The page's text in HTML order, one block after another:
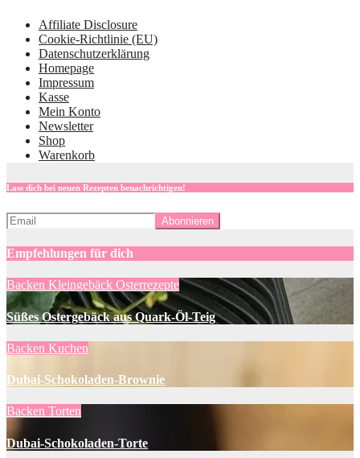
Affiliate Disclosure
Cookie-Richtlinie (EU)
Datenschutzerklärung
Homepage
Impressum
Kasse
Mein Konto
Newsletter
Shop
Warenkorb
Lass dich bei neuen Rezepten benachrichtigen!
Empfehlungen für dich
Backen Kleingebäck Osterrezepte
Süßes Ostergebäck aus Quark-Öl-Teig
Backen Kuchen
Dubai-Schokoladen-Brownie
Backen Torten
Dubai-Schokoladen-Torte